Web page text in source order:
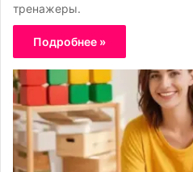
тренажеры.
Подробнее »